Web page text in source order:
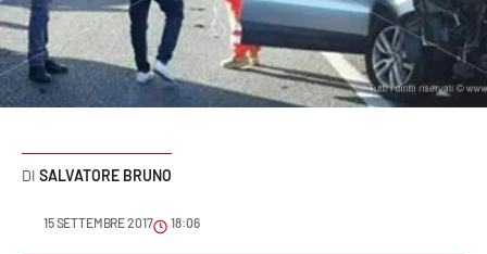
Italia Mondo
Sanità
Cultura
Podcast
SALVATORE BRUNO
15 SETTEMBRE 2017 18:06